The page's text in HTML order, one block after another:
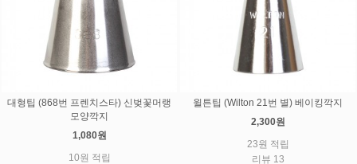
대형팁 (868번 프렌치스타) 신벚꽃머랭
모양깍지
1,080원
10원 적립
윌튼팁 (Wilton 21번 별) 베이킹깍지
2,300원
23원 적립
리뷰 13